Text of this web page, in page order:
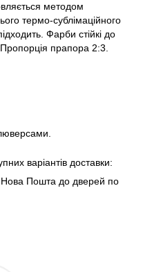
методом
термо-сублімаційного
Фарби стійкі до
прапора 2:3.
варіантів доставки:
Пошта до дверей по